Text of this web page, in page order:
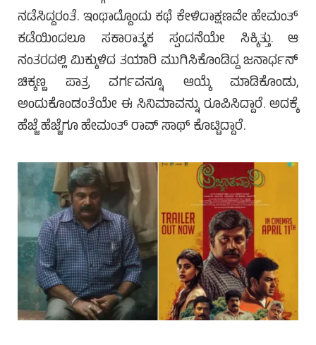
ನಡೆಸಿದ್ದರಂತೆ. ಇಂಥಾದ್ದೊಂದು ಕಥೆ ಕೇಳಿದಾಕ್ಷಣವೇ ಹೇಮಂತ್
ಕಡೆಯಿಂದಲೂ ಸಕಾರಾತ್ಮಕ ಸ್ಪಂದನೆಯೇ ಸಿಕ್ಕಿತ್ತು. ಆ
ನಂತರದಲ್ಲಿ ಮಿಕ್ಕುಳಿದ ತಯಾರಿ ಮುಗಿಸಿಕೊಂಡಿದ್ದ ಜನಾರ್ಧನ್
ಚಿಕ್ಕಣ್ಣ ಪಾತ್ರ ವರ್ಗವನ್ನೂ ಆಯ್ಕೆ ಮಾಡಿಕೊಂಡು,
ಅಂದುಕೊಂಡಂತೆಯೇ ಈ ಸಿನಿಮಾವನ್ನು ರೂಪಿಸಿದ್ದಾರೆ. ಅದಕ್ಕೆ
ಹೆಜ್ಜೆ ಹೆಜ್ಜೆಗೂ ಹೇಮಂತ್ ರಾವ್ ಸಾಥ್ ಕೊಟ್ಟಿದ್ದಾರೆ.